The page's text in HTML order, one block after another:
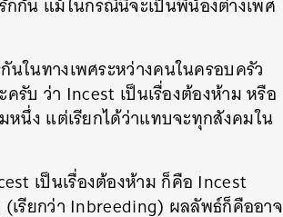
กกัน แม้ในกรณีนี้จะเป็นพี่น้องต่างเพศ
นในทางเพศระหว่างคนในครอบครัว
บ ว่า Incest เป็นเรื่องต้องห้าม หรือ
หนึ่ง แต่เรียกได้ว่าแทบจะทุกสังคมใน
เป็นเรื่องต้องห้าม ก็คือ Incest
เรียกว่า Inbreeding) ผลลัพธ์ก็คืออาจ